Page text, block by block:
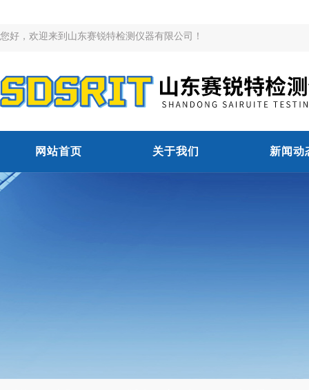
您好，欢迎来到山东赛锐特检测仪器有限公司！
网站首页 关于我们 新闻动